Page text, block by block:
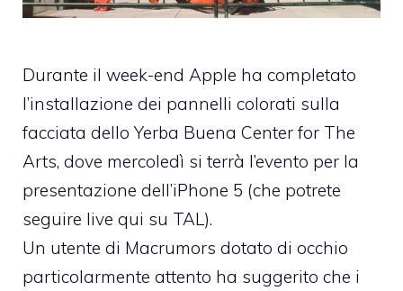
Durante il week-end Apple ha completato
l’installazione dei pannelli colorati sulla
facciata dello Yerba Buena Center for The
Arts, dove mercoledì si terrà l’evento per la
presentazione dell’iPhone 5 (che potrete
seguire live qui su TAL ).
Un utente di Macrumors dotato di occhio
particolarmente attento ha suggerito che i